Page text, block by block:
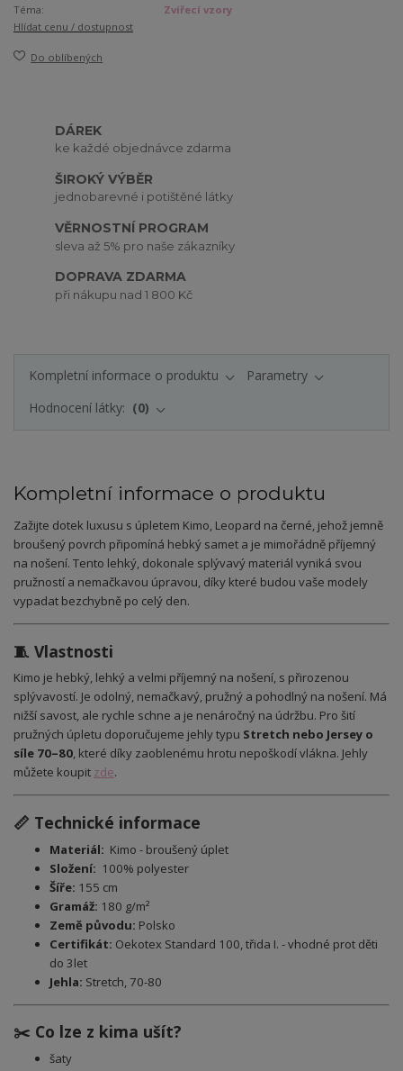
Téma:
Zvířecí vzory
Hlídat cenu / dostupnost
Do oblíbených
DÁREK
ke každé objednávce zdarma
ŠIROKÝ VÝBĚR
jednobarevné i potištěné látky
VĚRNOSTNÍ PROGRAM
sleva až 5% pro naše zákazníky
DOPRAVA ZDARMA
při nákupu nad 1 800 Kč
Kompletní informace o produktu
Parametry
Hodnocení látky:
0
Kompletní informace o produktu
Zažijte dotek luxusu s úpletem Kimo, Leopard na černé, jehož jemně
broušený povrch připomíná hebký samet a je mimořádně příjemný
na nošení. Tento lehký, dokonale splývavý materiál vyniká svou
pružností a nemačkavou úpravou, díky které budou vaše modely
vypadat bezchybně po celý den.
🧵 Vlastnosti
Kimo je hebký, lehký a velmi příjemný na nošení, s přirozenou
splývavostí. Je odolný, nemačkavý, pružný a pohodlný na nošení. Má
nižší savost, ale rychle schne a je nenáročný na údržbu. Pro šití
pružných úpletu doporučujeme jehly typu Stretch nebo Jersey o
síle 70–80, které díky zaoblenému hrotu nepoškodí vlákna. Jehly
můžete koupit zde.
📏 Technické informace
Materiál: Kimo - broušený úplet
Složení: 100% polyester
Šíře: 155 cm
Gramáž: 180 g/m²
Země původu: Polsko
Certifikát: Oekotex Standard 100, třida I. - vhodné prot děti
do 3let
Jehla: Stretch, 70-80
✂️ Co lze z kima ušít?
šaty